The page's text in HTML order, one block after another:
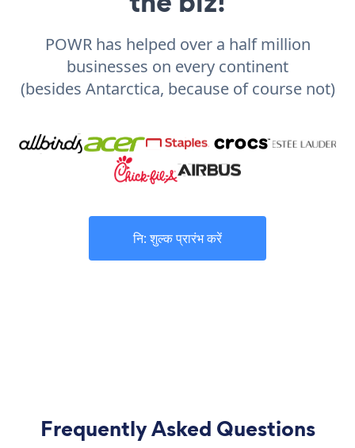
POWR has helped over a half million
businesses on every continent
(besides Antarctica, because of course not)
नि: शुल्क प्रारंभ करें
Frequently Asked Questions